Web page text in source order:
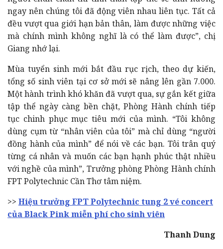
ngay nên chúng tôi đã động viên nhau liên tục. Tất cả
đều vượt qua giới hạn bản thân, làm được những việc
mà chính mình không nghĩ là có thể làm được”, chị
Giang nhớ lại.
Mùa tuyển sinh mới bắt đầu rục rịch, theo dự kiến,
tổng số sinh viên tại cơ sở mới sẽ nâng lên gần 7.000.
Một hành trình khó khăn đã vượt qua, sự gắn kết giữa
tập thể ngày càng bền chặt, Phòng Hành chính tiếp
tục chinh phục mục tiêu mới của mình. “Tôi không
dùng cụm từ “nhân viên của tôi” mà chỉ dùng “người
đồng hành của mình” để nói về các bạn. Tôi trân quý
từng cá nhân và muốn các bạn hạnh phúc thật nhiều
với nghề của mình”, Trưởng phòng Phòng Hành chính
FPT Polytechnic Cần Thơ tâm niệm.
>> Hiệu trưởng FPT Polytechnic tung 2 vé concert
của Black Pink miễn phí cho sinh viên
Thanh Dung